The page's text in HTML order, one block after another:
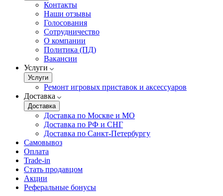
Контакты
Наши отзывы
Голосования
Сотрудничество
О компании
Политика (ПД)
Вакансии
Услуги
Услуги
Ремонт игровых приставок и аксессуаров
Доставка
Доставка
Доставка по Москве и МО
Доставка по РФ и СНГ
Доставка по Санкт-Петербургу
Самовывоз
Оплата
Trade-in
Стать продавцом
Акции
Реферальные бонусы